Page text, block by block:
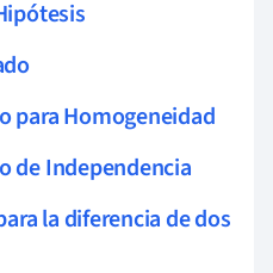
para Homogeneidad
de Independencia
la diferencia de dos